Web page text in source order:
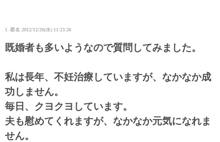
1. 匿名 2012/12/26(水) 11:23:26
既婚者も多いようなので質問してみました。
私は長年、不妊治療していますが、なかなか成
功しません。
毎日、クヨクヨしています。
夫も慰めてくれますが、なかなか元気になれま
せん。